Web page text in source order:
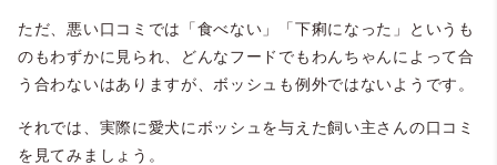
ただ、悪い口コミでは「食べない」「下痢になった」というも
のもわずかに見られ、どんなフードでもわんちゃんによって合
う合わないはありますが、ボッシュも例外ではないようです。
それでは、実際に愛犬にボッシュを与えた飼い主さんの口コミ
を見てみましょう。